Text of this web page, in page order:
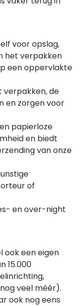
voor opslag,
het verpakken
een oppervlakte
verpakken, de
en zorgen voor
papierloze
en biedt
van onze
of
en over-night
ook een eigen
15.000
veel méér).
ook nog eens